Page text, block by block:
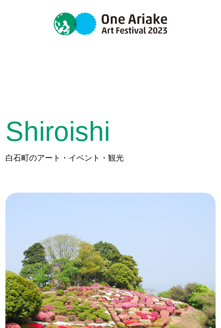
Shiroishi
白石町のアート・イベント・観光